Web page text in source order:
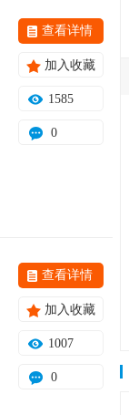
查看详情
加入收藏
1585
0
查看详情
加入收藏
1007
0